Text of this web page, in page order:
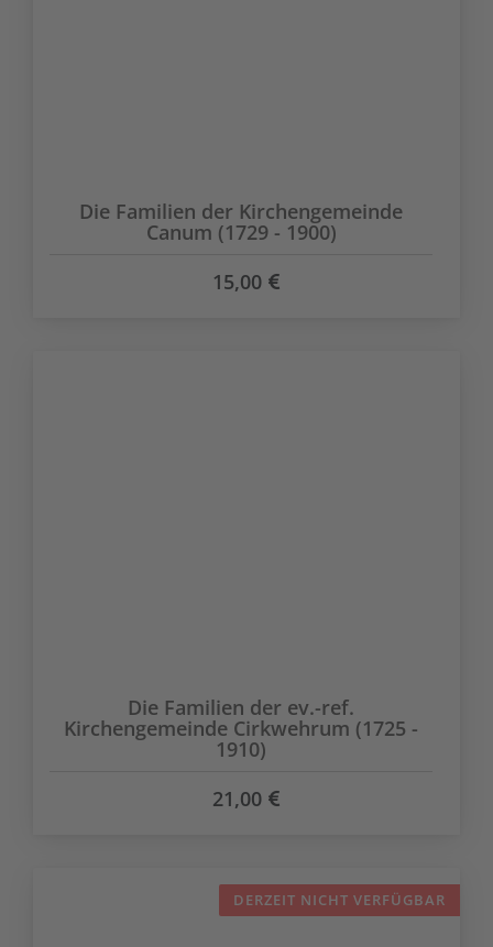
Die Familien der Kirchengemeinde
Canum (1729 - 1900)
15,00
Die Familien der ev.-ref.
Kirchengemeinde Cirkwehrum (1725 -
1910)
21,00
DERZEIT NICHT VERFÜGBAR